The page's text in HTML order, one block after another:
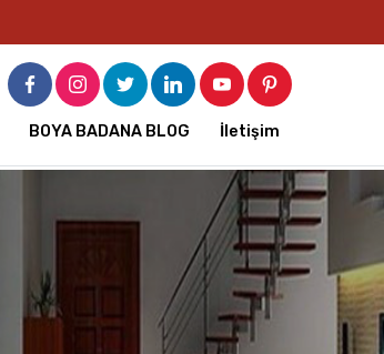
BOYA BADANA BLOG İletişim